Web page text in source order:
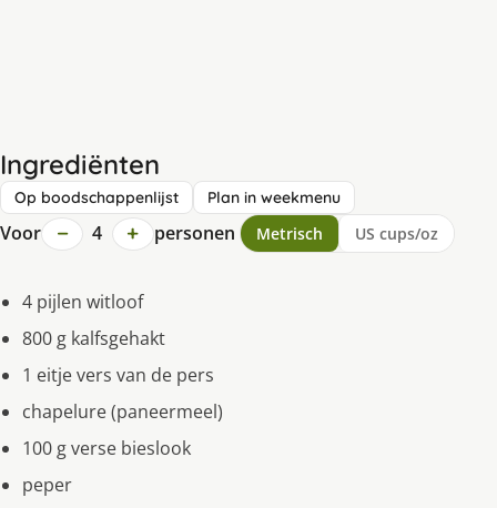
Ingrediënten
Op boodschappenlijst Plan in weekmenu
Voor − 4 + personen Metrisch US cups/oz
4 pijlen witloof
800 g kalfsgehakt
1 eitje vers van de pers
chapelure (paneermeel)
100 g verse bieslook
peper